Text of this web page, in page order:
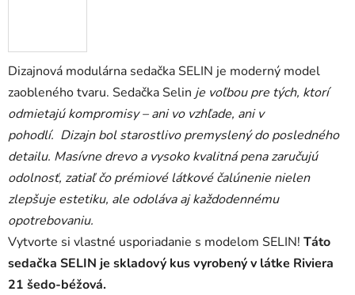
Dizajnová modulárna sedačka SELIN je moderný model
zaobleného tvaru. Sedačka Selin je voľbou pre tých, ktorí
odmietajú kompromisy – ani vo vzhľade, ani v
pohodlí. Dizajn bol starostlivo premyslený do posledného
detailu. Masívne drevo a vysoko kvalitná pena zaručujú
odolnosť, zatiaľ čo prémiové látkové čalúnenie nielen
zlepšuje estetiku, ale odoláva aj každodennému
opotrebovaniu.
Vytvorte si vlastné usporiadanie s modelom SELIN! Táto
sedačka SELIN je skladový kus vyrobený v látke Riviera
21 šedo-béžová.